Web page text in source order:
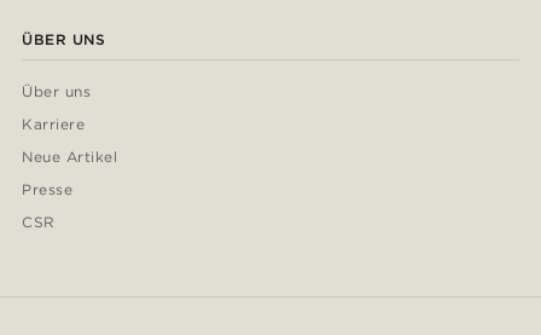
ÜBER UNS
Über uns
Karriere
Neue Artikel
Presse
CSR